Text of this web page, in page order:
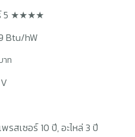
5 ★★★★
Btu/hW
าท
รสเซอร์ 10 ปี, อะไหล่ 3 ปี